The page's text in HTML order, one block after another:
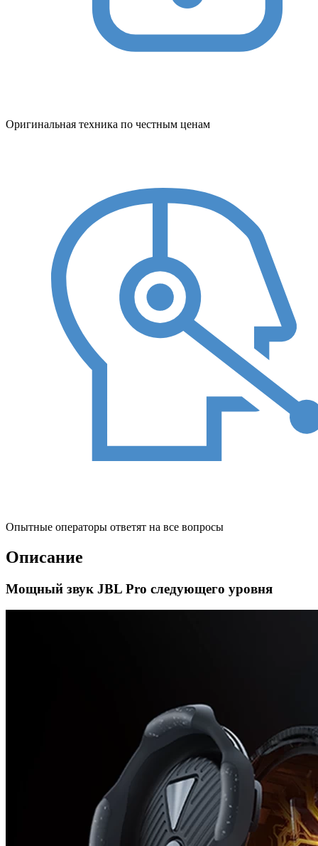
Оригинальная техника по честным ценам
Опытные операторы ответят на все вопросы
Описание
Мощный звук JBL Pro следующего уровня